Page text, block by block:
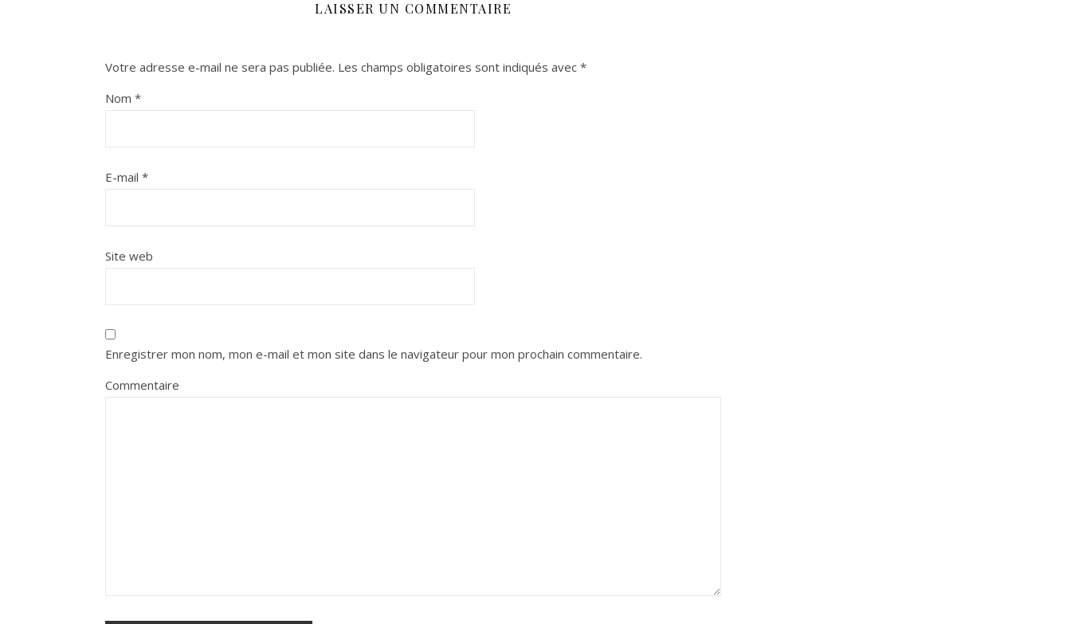
LAISSER UN COMMENTAIRE
Votre adresse e-mail ne sera pas publiée. Les champs obligatoires sont indiqués avec *
Nom *
E-mail *
Site web
Enregistrer mon nom, mon e-mail et mon site dans le navigateur pour mon prochain commentaire.
Commentaire